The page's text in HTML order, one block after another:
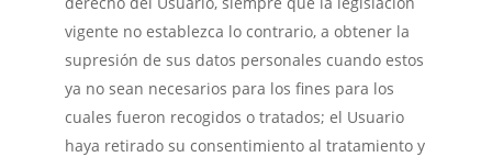
vigente no establezca lo contrario, a obtener la
supresión de sus datos personales cuando estos
ya no sean necesarios para los fines para los
cuales fueron recogidos o tratados; el Usuario
haya retirado su consentimiento al tratamiento y